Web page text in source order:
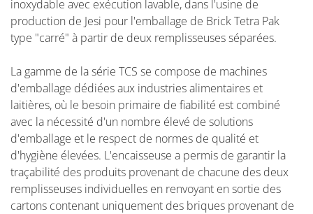
inoxydable avec exécution lavable, dans l'usine de
production de Jesi pour l'emballage de Brick Tetra Pak
type "carré" à partir de deux remplisseuses séparées.
La gamme de la série TCS se compose de machines
d'emballage dédiées aux industries alimentaires et
laitières, où le besoin primaire de fiabilité est combiné
avec la nécessité d'un nombre élevé de solutions
d'emballage et le respect de normes de qualité et
d'hygiène élevées. L'encaisseuse a permis de garantir la
traçabilité des produits provenant de chacune des deux
remplisseuses individuelles en renvoyant en sortie des
cartons contenant uniquement des briques provenant de